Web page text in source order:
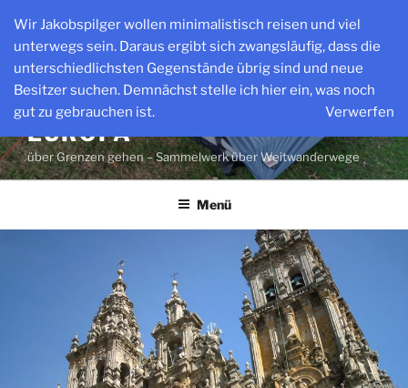
Wir Jakobspilger wollen minimalistisch reisen und viel
unterwegs sein. Daraus ergibt sich zwangsläufig, dass die
unterschiedlichsten Gegenstände übrig sind und neue
Besitzer suchen. Demnächst stelle ich hier ein, was noch
gut zu gebrauchen ist.
Verwerfen
Inhalt
springen
WEITWANDERWEGE IN
EUROPA
über Grenzen gehen – Sammelwerk über Weitwanderwege
Menü